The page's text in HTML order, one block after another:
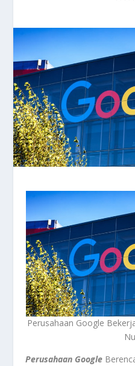
Perusahaan Google
Perusahaan Google